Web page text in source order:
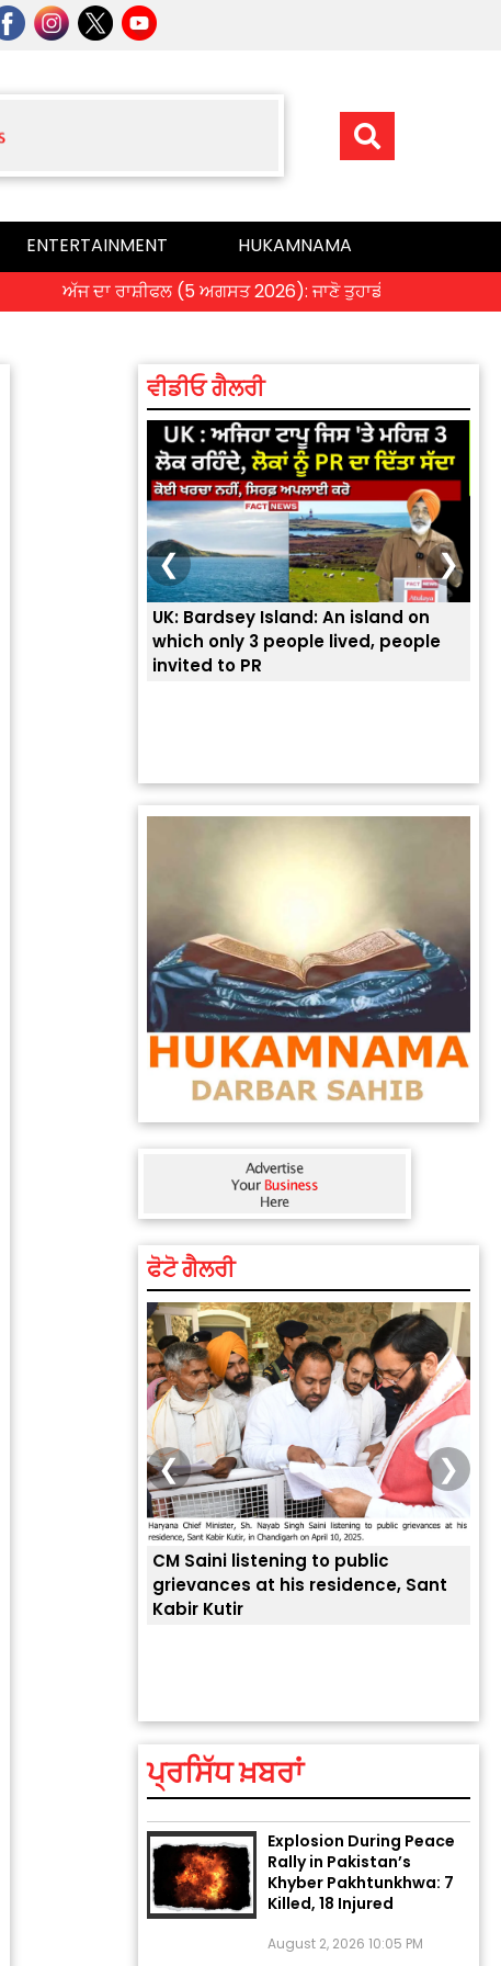
ENTERTAINMENT
HUKAMNAMA
ਅੱਜ ਦਾ ਰਾਸ਼ੀਫਲ (5 ਅਗਸਤ 2026): ਜਾਣੋ ਤੁਹਾਡੀ ਰਾਸ਼ੀ ‘ਤੇ ਗ੍ਰਹਿਆਂ ਦੀ
ਵੀਡੀਓ ਗੈਲਰੀ
UK: Bardsey Island: An island on
which only 3 people lived, people
invited to PR
❮ ❯
ਫੋਟੋ ਗੈਲਰੀ
CM Saini listening to public
grievances at his residence, Sant
Kabir Kutir
❮ ❯
ਪ੍ਰਸਿੱਧ ਖ਼ਬਰਾਂ
ਗ੍ਰਹਿਆਂ ਦੀ...
August 5, 2026 6:23 AM
Explosion During Peace
Rally in Pakistan’s
Khyber Pakhtunkhwa: 7
Killed, 18 Injured